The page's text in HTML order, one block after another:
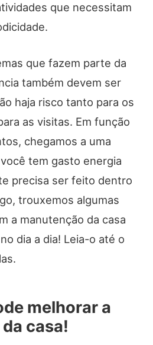
que necessitam
que fazem parte da
também devem ser
haja risco tanto para os
as visitas. Em função
chegamos a uma
tem gasto energia
precisa ser feito dentro
trouxemos algumas
a manutenção da casa
dia a dia! Leia-o até o
melhorar a
casa!